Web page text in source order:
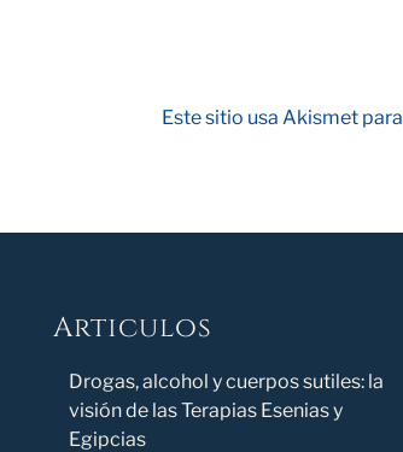
Este sitio usa Akismet
Articulos
Novedad
Drogas, alcohol y cuerpos sutiles: la
visión de las Terapias Esenias y
Egipcias